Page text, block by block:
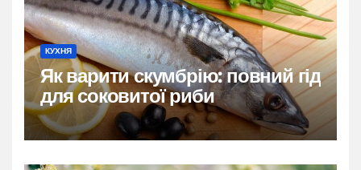
КУХНЯ
Як варити скумбрію: повний гід
для соковитої риби